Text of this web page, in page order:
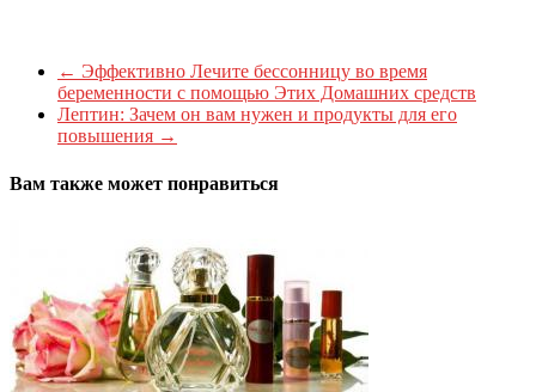
← Эффективно Лечите бессонницу во время
беременности с помощью Этих Домашних средств
Лептин: Зачем он вам нужен и продукты для его
повышения →
Вам также может понравиться